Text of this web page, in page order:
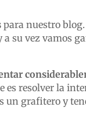
para nuestro blog.
su vez vamos
es resolver la
un grafitero y